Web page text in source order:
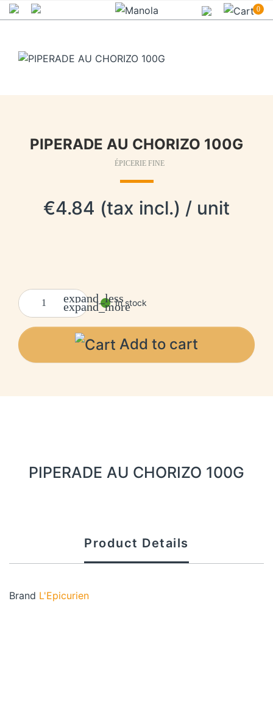
0
PIPERADE AU CHORIZO 100G
ÉPICERIE FINE
€4.84 (tax incl.) / unit
expand_less
expand_moreIn stock
Add to cart
PIPERADE AU CHORIZO 100G
Product Details
Brand L'Epicurien